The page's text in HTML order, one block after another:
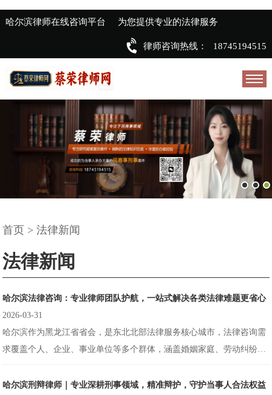
哈尔滨律师在线咨询平台 为您提供专业的法律服务
律师咨询热线： 18745194515
首页 >法律新闻
法律新闻
哈尔滨法律咨询：专业律师团队护航，一站式解决各类法律难题更省心
2026-03-31
哈尔滨作为黑龙江省省会，是东北北部法律服务核心城市，法律咨询需
求覆盖个人、企业、事业单位等多个群体，涵盖婚姻家庭、劳动纠纷、
哈尔滨法律咨询市场需求同比增长25%，其中个人法律咨询需求占比达
哈尔滨刑辩律师｜专业深耕刑事领域，精准辩护，守护当事人合法权益